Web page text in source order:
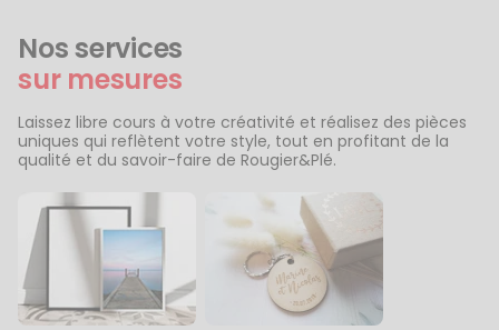
Nos services
sur mesures
Laissez libre cours à votre créativité et réalisez des pièces
uniques qui reflètent votre style, tout en profitant de la
qualité et du savoir-faire de Rougier&Plé.